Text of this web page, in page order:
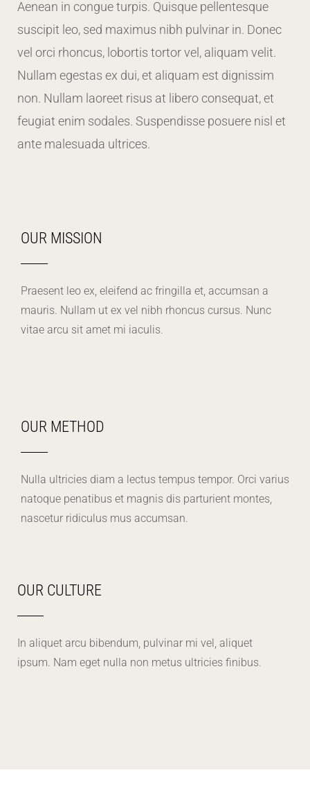
Aenean in congue turpis. Quisque pellentesque
suscipit leo, sed maximus nibh pulvinar in. Donec
vel orci rhoncus, lobortis tortor vel, aliquam velit.
Nullam egestas ex dui, et aliquam est dignissim
non. Nullam laoreet risus at libero consequat, et
feugiat enim sodales. Suspendisse posuere nisl et
ante malesuada ultrices.
OUR MISSION
Praesent leo ex, eleifend ac fringilla et, accumsan a
mauris. Nullam ut ex vel nibh rhoncus cursus. Nunc
vitae arcu sit amet mi iaculis.
OUR METHOD
Nulla ultricies diam a lectus tempus tempor. Orci varius
natoque penatibus et magnis dis parturient montes,
nascetur ridiculus mus accumsan.
OUR CULTURE
In aliquet arcu bibendum, pulvinar mi vel, aliquet
ipsum. Nam eget nulla non metus ultricies finibus.